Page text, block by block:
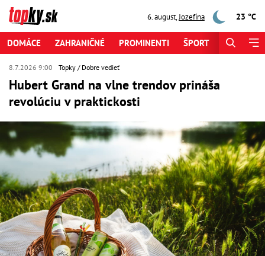
6. august,Jozefína 23 °C
DOMÁCE ZAHRANIČNÉ PROMINENTI ŠPORT
8.7.2026 9:00 Topky Dobre vedieť
Hubert Grand na vlne trendov prináša
revolúciu v praktickosti